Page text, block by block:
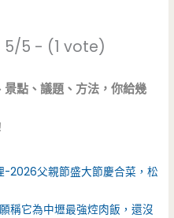
5/5 - (1 vote)
點、議題、方法，你給幾
2026父親節盛大節慶合菜，松
稱它為中壢最強焢肉飯，還沒